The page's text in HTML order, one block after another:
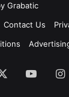
Grabatic
Contact Us